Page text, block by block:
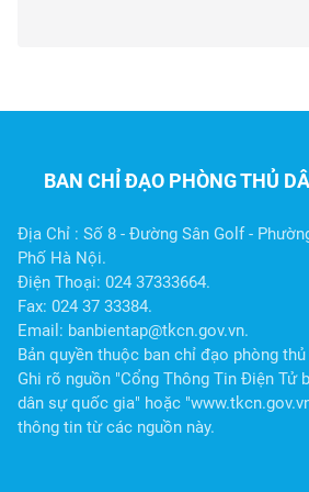
BAN CHỈ ĐẠO PHÒNG THỦ
Địa Chỉ : Số 8 - Đường Sân Golf -
Phố Hà Nội.
Điện Thoại: 024 37333664.
Fax: 024 37 33384.
Email: banbientap@tkcn.gov.vn.
Bản quyền thuộc ban chỉ đạo phòng
Ghi rõ nguồn "Cổng Thông Tin Điện Tử
dân sự quốc gia" hoặc
thông tin từ các nguồn này.